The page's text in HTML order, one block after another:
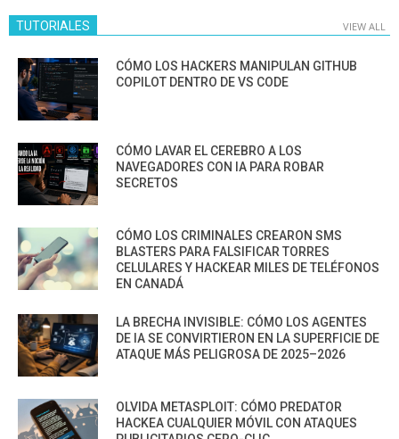
TUTORIALES VIEW ALL
CÓMO LOS HACKERS MANIPULAN GITHUB
COPILOT DENTRO DE VS CODE
CÓMO LAVAR EL CEREBRO A LOS
NAVEGADORES CON IA PARA ROBAR
SECRETOS
CÓMO LOS CRIMINALES CREARON SMS
BLASTERS PARA FALSIFICAR TORRES
CELULARES Y HACKEAR MILES DE TELÉFONOS
EN CANADÁ
LA BRECHA INVISIBLE: CÓMO LOS AGENTES
DE IA SE CONVIRTIERON EN LA SUPERFICIE DE
ATAQUE MÁS PELIGROSA DE 2025–2026
OLVIDA METASPLOIT: CÓMO PREDATOR
HACKEA CUALQUIER MÓVIL CON ATAQUES